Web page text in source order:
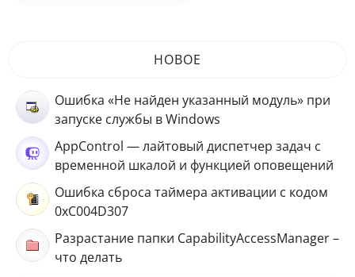
НОВОЕ
Ошибка «Не найден указанный модуль» при
запуске службы в Windows
AppControl — лайтовый диспетчер задач с
временной шкалой и функцией оповещений
Ошибка сброса таймера активации с кодом
0xC004D307
Разрастание папки CapabilityAccessManager –
что делать